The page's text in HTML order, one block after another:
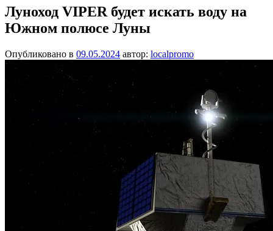
Луноход VIPER будет искать воду на
Южном полюсе Луны
Опубликовано в 09.05.2024 автор: localpromo